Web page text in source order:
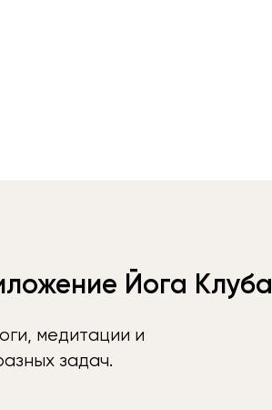
Йога Клуба
медитации и
задач.